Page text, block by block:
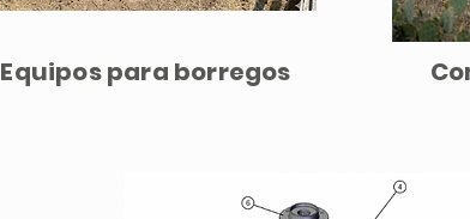
Equipos para borregos